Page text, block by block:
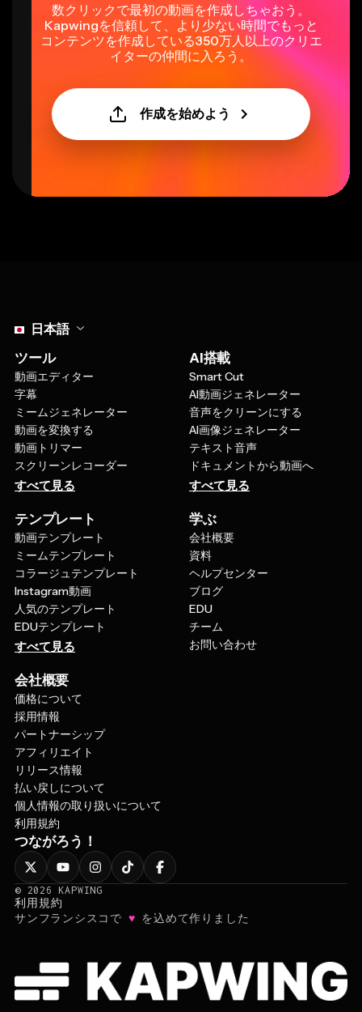
数クリックで最初の動画を作成しちゃおう。
Kapwingを信頼して、より少ない時間でもっと
コンテンツを作成している350万人以上のクリエ
イターの仲間に入ろう。
作成を始めよう
日本語
ツール
動画エディター
字幕
ミームジェネレーター
動画を変換する
動画トリマー
スクリーンレコーダー
すべて見る
AI搭載
Smart Cut
AI動画ジェネレーター
音声をクリーンにする
AI画像ジェネレーター
テキスト音声
ドキュメントから動画へ
すべて見る
テンプレート
動画テンプレート
ミームテンプレート
コラージュテンプレート
Instagram動画
人気のテンプレート
EDUテンプレート
すべて見る
学ぶ
会社概要
資料
ヘルプセンター
ブログ
EDU
チーム
お問い合わせ
会社概要
価格について
採用情報
パートナーシップ
アフィリエイト
リリース情報
払い戻しについて
個人情報の取り扱いについて
利用規約
つながろう！
© 2026
KAPWING
利用規約
サンフランシスコで ♥ を込めて作りました